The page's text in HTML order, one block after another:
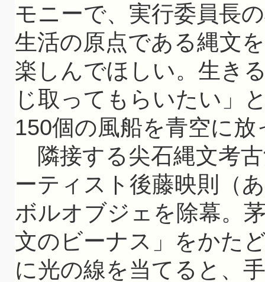
モニーで、実行委員長
生活の原点である縄文
楽しんでほしい。生き
じ取ってもらいたい」
150個の風船を青空に放
隣接する尖石縄文考
ーティスト後藤映則（
ボルオブジェを除幕。
文のビーナス」をかた
に光の線を当てると、